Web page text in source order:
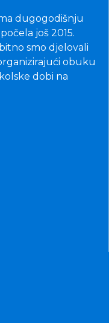
dugogodišnju
još 2015.
smo djelovali
obuku
dobi na